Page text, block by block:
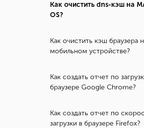
Как очистить dns-кэш на
OS?
Как очистить кэш браузера
мобильном устройстве?
Как создать отчет по
браузере Google Chrome?
Как создать отчет по
загрузки в браузере Firefox?